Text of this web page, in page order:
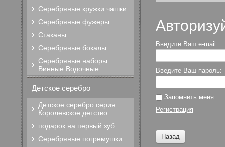
Введите Ваш e-mail:
Введите Ваш пароль:
Запомнить меня
Регистрация
Назад
Серебряные кружки чашки
Серебряные фужеры
Стаканы
Серебряные бокалы
Серебряные наборы
Винные Водочные
Детское серебро
Детское серебро серия
Королевское детство
подарок на первый зуб
Серебряные погремушки